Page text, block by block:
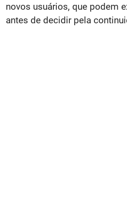
novos usuários, que podem
antes de decidir pela